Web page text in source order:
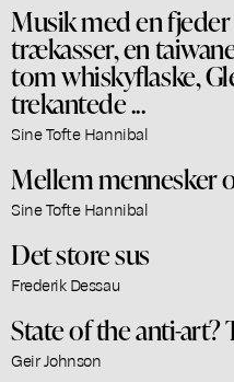
Musik med en
trækasser, en
tom whiskyflaske,
trekantede ...
Sine Tofte Hannibal
Mellem mennesker
Sine Tofte Hannibal
Det store sus
Frederik Dessau
State of the anti-
Geir Johnson